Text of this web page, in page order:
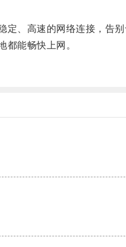
、高速的网络连接，告别
能畅快上网。